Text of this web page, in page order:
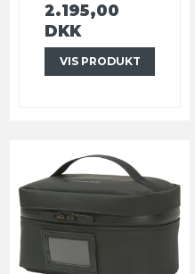
2.195,00
DKK
VIS PRODUKT